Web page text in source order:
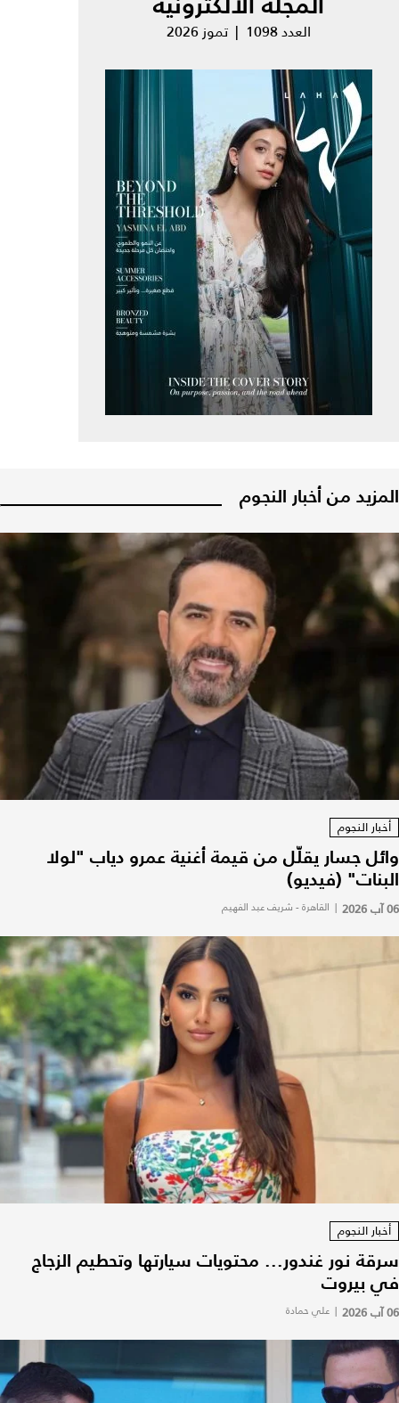
العدد 1098 | تموز 2026
المزيد من أخبار النجوم
أخبار النجوم
وائل جسار يقلّل من قيمة أغنية عمرو دياب "لولا
البنات" (فيديو)
06 آب 2026 | القاهرة - شريف عبد الفهيم
أخبار النجوم
سرقة نور غندور... محتويات سيارتها وتحطيم الزجاج
في بيروت
06 آب 2026 | علي حمادة